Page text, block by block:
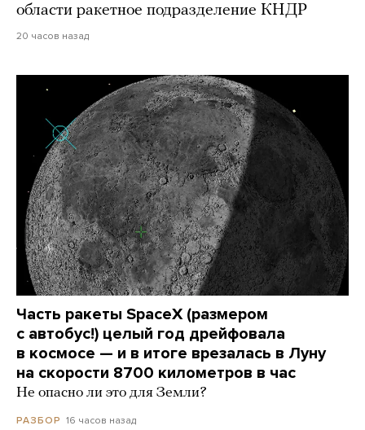
области ракетное подразделение КНДР
20 часов назад
Часть ракеты SpaceX (размером
с автобус!) целый год дрейфовала
в космосе — и в итоге врезалась в Луну
на скорости 8700 километров в час
Не опасно ли это для Земли?
РАЗБОР 16 часов назад